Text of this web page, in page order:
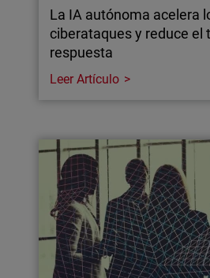
La IA autónoma acelera
ciberataques y reduce el
respuesta
Leer Artículo